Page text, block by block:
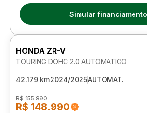
Simular financiamento
HONDA ZR-V
TOURING DOHC 2.0 AUTOMATICO
42.179 km2024/2025AUTOMAT.
R$ 155.890
R$ 148.990